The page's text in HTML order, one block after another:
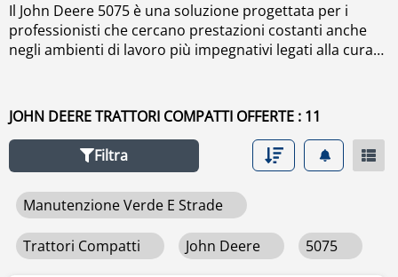
Il John Deere 5075 è una soluzione progettata per i
professionisti che cercano prestazioni costanti anche
negli ambienti di lavoro più impegnativi legati alla cura
all’aperto, questo modello offre funzionalità specifiche e
risultati comprovati.
affidabili e specialisti del settore in e all’estero. La nostra
piattaforma ti permette di confrontare facilmente le
caratteristiche, verificare la disponibilità e contattare
direttamente i venditori—semplificando la tua ricerca
e l’affidabilità del John Deere 5075 su Mascus, il
JOHN DEERE TRATTORI COMPATTI OFFERTE : 11
Filtra
Manutenzione Verde E Strade
Trattori Compatti John Deere 5075